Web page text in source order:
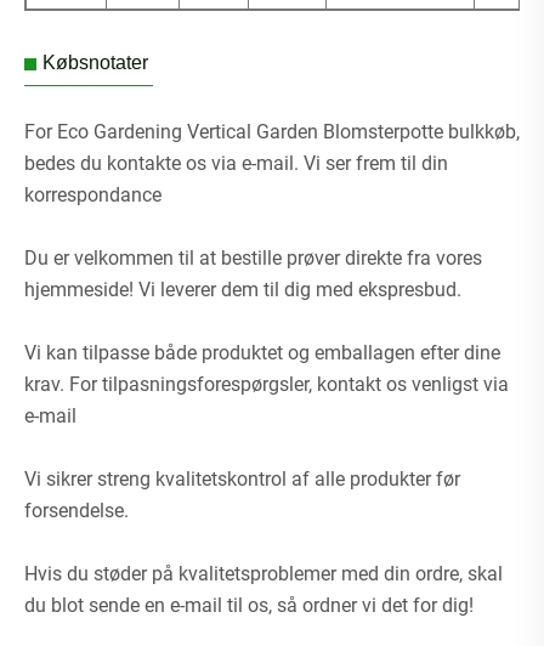
Købsnotater
For Eco Gardening Vertical Garden Blomsterpotte bulkkøb,
bedes du kontakte os via e-mail. Vi ser frem til din
korrespondance
Du er velkommen til at bestille prøver direkte fra vores
hjemmeside! Vi leverer dem til dig med ekspresbud.
Vi kan tilpasse både produktet og emballagen efter dine
krav. For tilpasningsforespørgsler, kontakt os venligst via
e-mail
Vi sikrer streng kvalitetskontrol af alle produkter før
forsendelse.
Hvis du støder på kvalitetsproblemer med din ordre, skal
du blot sende en e-mail til os, så ordner vi det for dig!